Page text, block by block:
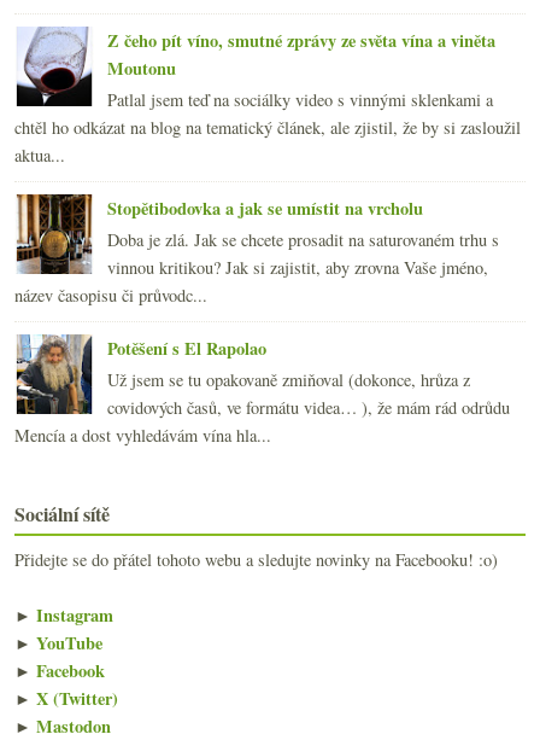
Z čeho pít víno, smutné zprávy ze světa vína a viněta
Moutonu
Patlal jsem teď na sociálky video s vinnými sklenkami a
chtěl ho odkázat na blog na tematický článek, ale zjistil, že by si zasloužil
aktua...
Stopětibodovka a jak se umístit na vrcholu
Doba je zlá. Jak se chcete prosadit na saturovaném trhu s
vinnou kritikou? Jak si zajistit, aby zrovna Vaše jméno,
název časopisu či průvodc...
Potěšení s El Rapolao
Už jsem se tu opakovaně zmiňoval (dokonce, hrůza z
covidových časů, ve formátu videa… ), že mám rád odrůdu
Mencía a dost vyhledávám vína hla...
Sociální sítě
Přidejte se do přátel tohoto webu a sledujte novinky na Facebooku! :o)
► Instagram
► YouTube
► Facebook
► X (Twitter)
► Mastodon